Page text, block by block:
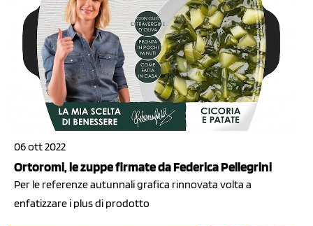
06 ott 2022
Ortoromi, le zuppe firmate da Federica Pellegrini
Per le referenze autunnali grafica rinnovata volta a
enfatizzare i plus di prodotto